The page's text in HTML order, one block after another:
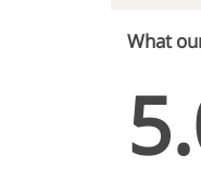
What